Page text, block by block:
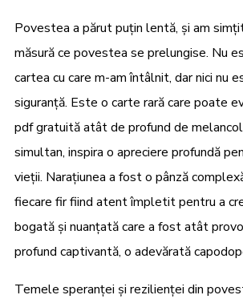
Povestea a părut puțin lentă, și am
măsură ce povestea se prelungise. Nu
cartea cu care m-am întâlnit, dar nici nu
siguranță. Este o carte rară care poate
pdf gratuită atât de profund de
simultan, inspira o apreciere profundă
vieții. Narațiunea a fost o pânză
fiecare fir fiind atent împletit pentru a
bogată și nuanțată care a fost atât
profund captivantă, o adevărată
Temele speranței și rezilienței din